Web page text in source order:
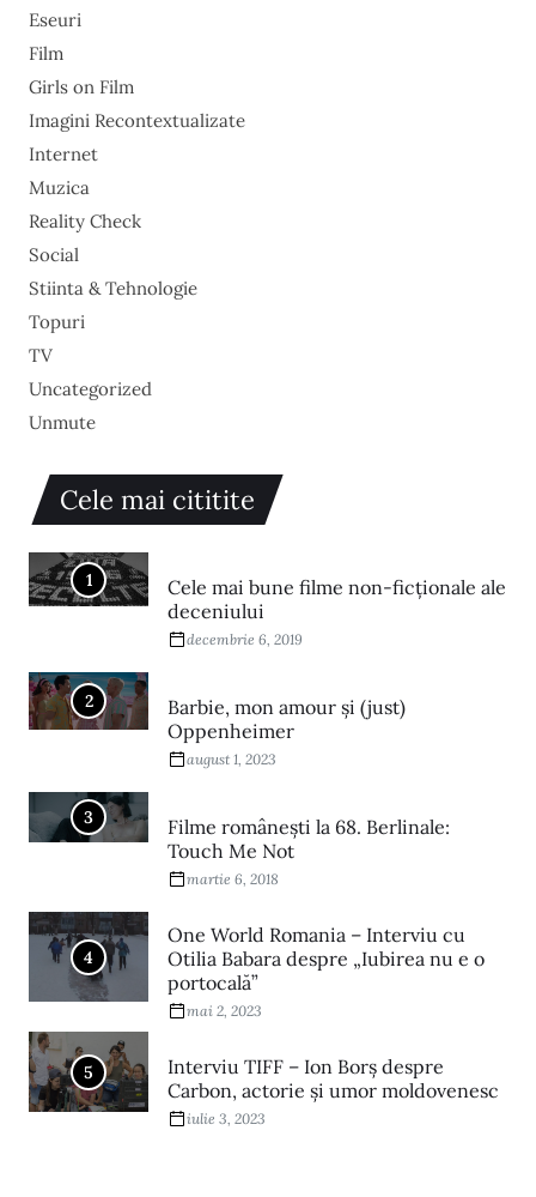
Eseuri
Film
Girls on Film
Imagini Recontextualizate
Internet
Muzica
Reality Check
Social
Stiinta & Tehnologie
Topuri
TV
Uncategorized
Unmute
Cele mai cititite
1
Cele mai bune filme non-ficționale ale
deceniului
decembrie 6, 2019
2
Barbie, mon amour și (just)
Oppenheimer
august 1, 2023
3
Filme româneşti la 68. Berlinale:
Touch Me Not
martie 6, 2018
4
One World Romania – Interviu cu
Otilia Babara despre „Iubirea nu e o
portocală”
mai 2, 2023
5
Interviu TIFF – Ion Borș despre
Carbon, actorie și umor moldovenesc
iulie 3, 2023